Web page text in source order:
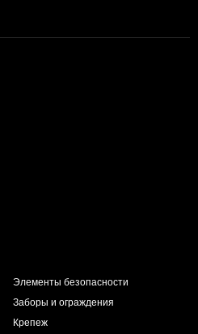
Элементы безопасности
Заборы и ограждения
Крепеж